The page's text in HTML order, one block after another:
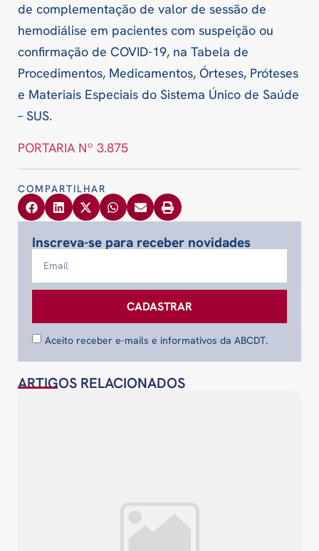
de complementação de valor de sessão de
hemodiálise em pacientes com suspeição ou
confirmação de COVID-19, na Tabela de
Procedimentos, Medicamentos, Órteses, Próteses
e Materiais Especiais do Sistema Único de Saúde
– SUS.
PORTARIA Nº 3.875
COMPARTILHAR
Inscreva-se para receber novidades
Aceito receber e-mails e informativos da ABCDT.
CADASTRAR
ARTIGOS RELACIONADOS